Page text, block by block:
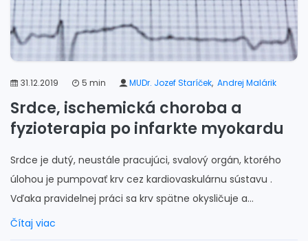
31.12.2019 5 min MUDr. Jozef Staríček, Andrej Malárik
Srdce, ischemická choroba a
fyzioterapia po infarkte myokardu
Srdce je dutý, neustále pracujúci, svalový orgán, ktorého
úlohou je pumpovať krv cez kardiovaskulárnu sústavu .
Vďaka pravidelnej práci sa krv spätne okysličuje a...
Čítaj viac